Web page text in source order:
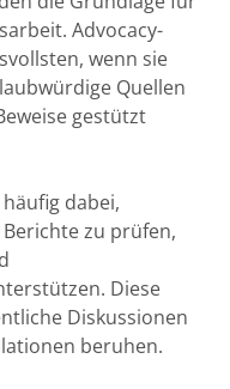
Advocacy-
wenn sie
Quellen
gestützt
dabei,
zu prüfen,
Diese
Diskussionen
beruhen.